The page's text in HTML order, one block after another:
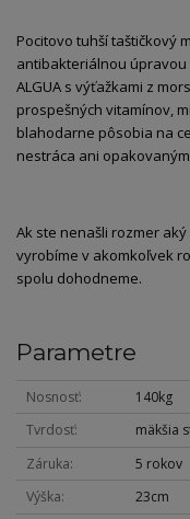
Pocitovo tuhší taštičkový
antibakteriálnou úpravou
ALGUA s výťažkami z
prospešných vitamínov,
blahodarne pôsobia na
nestráca ani
Ak ste nenašli rozmer
vyrobíme v akomkoľvek
spolu dohodneme.
Parametre
Nosnosť
140kg
Tvrdosť
mäkšia
Záruka
5 rokov
Výška
23cm